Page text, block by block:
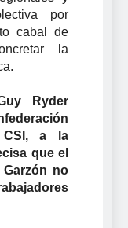
por
cabal de
la
Ryder
CSI, a la
que el
no